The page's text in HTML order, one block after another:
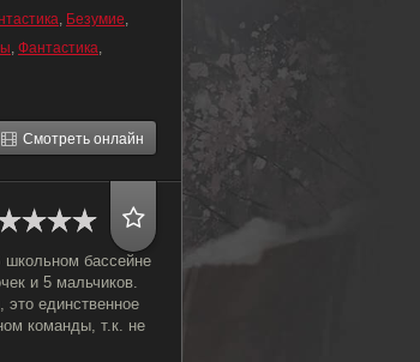
, Безумие,
, Фантастика,
Смотреть онлайн
бассейне
и 5 мальчиков.
единственное
команды, т.к. не